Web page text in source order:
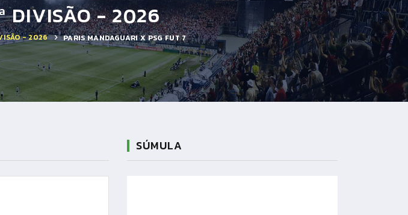
DIVISÃO - 2026
- 2026 PARIS MANDAGUARI X PSG FUT 7
SÚMULA